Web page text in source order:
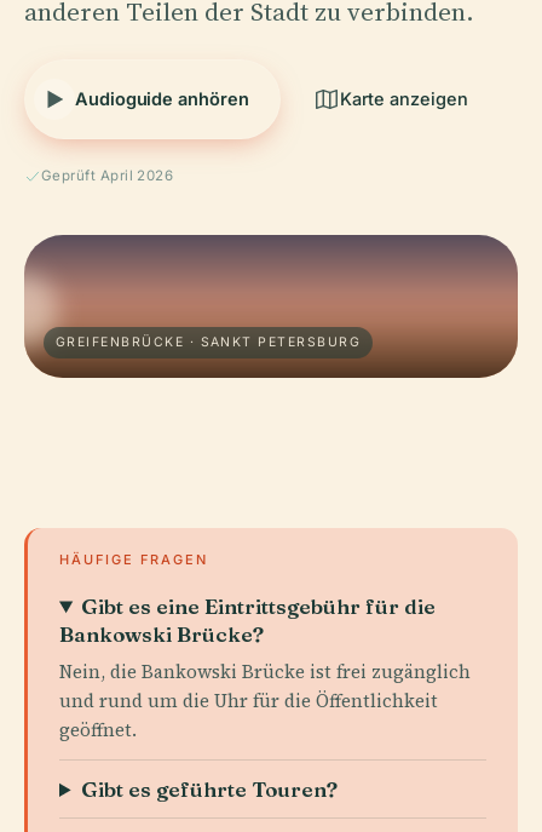
anderen Teilen der Stadt zu verbinden.
Audioguide anhören Karte anzeigen
Geprüft April 2026
GREIFENBRÜCKE · SANKT PETERSBURG
HÄUFIGE FRAGEN
Gibt es eine Eintrittsgebühr für die
Bankowski Brücke?
Nein, die Bankowski Brücke ist frei zugänglich
und rund um die Uhr für die Öffentlichkeit
geöffnet.
Gibt es geführte Touren?